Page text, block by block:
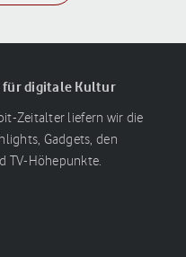
für digitale Kultur
Zeitalter liefern wir die
Gadgets, den
TV-Höhepunkte.